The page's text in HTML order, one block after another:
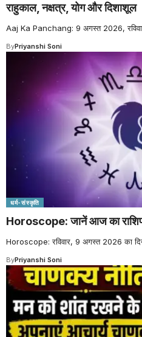
राहुकाल, नक्षत्र, योग और दिशाशूल
Aaj Ka Panchang: 9 अगस्त 2026, रविवार
ByPriyanshi Soni
धर्म-संस्कृति
Horoscope: जानें आज का
Horoscope: रविवार, 9 अगस्त 2026 का दिन
ByPriyanshi Soni